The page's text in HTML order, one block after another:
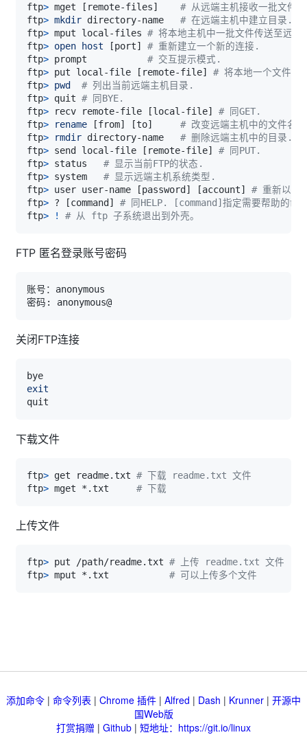
ftp> mget [ remote-files]
# 从远端主机接收一批文件
ftp> mkdir directory-name # 在远端主机中建立目录.
ftp> mput local-files # 将本地主机中一批文件传送至远
ftp> open host [port]
# 重新建立一个新的连接.
ftp> prompt # 交互提示模式.
ftp> put local-file [ remote-file]
# 将本地一个文件
ftp> pwd
# 列出当前远端主机目录.
ftp> quit # 同BYE.
ftp> recv remote-file [local-file]
# 同GET.
ftp> rename [from] [to]
# 改变远端主机中的文件名.
ftp> rmdir directory-name # 删除远端主机中的目录.
ftp> send local-file [ remote-file]
# 同PUT.
ftp> status # 显示当前FTP的状态.
ftp> system # 显示远端主机系统类型.
ftp> user user-name [password ] [account]
# 重新以别
ftp> ? [command ]
# 同HELP. [command]指定需要帮助的命
ftp> ! # 从 ftp 子系统退出到外壳。
FTP 匿名登录账号密码
关闭FTP连接
exit
下载文件
ftp> get readme.txt # 下载 readme.txt 文件
ftp> mget *.txt # 下载
上传文件
ftp> put /path/readme.txt # 上传 readme.txt 文件
ftp> mput *.txt # 可以上传多个文件
添加命令 | 命令列表 | Chrome 插件 | Alfred | Dash | Krunner | 开源中
国Web版
打赏捐赠 | Github | 短地址：https://git.io/linux